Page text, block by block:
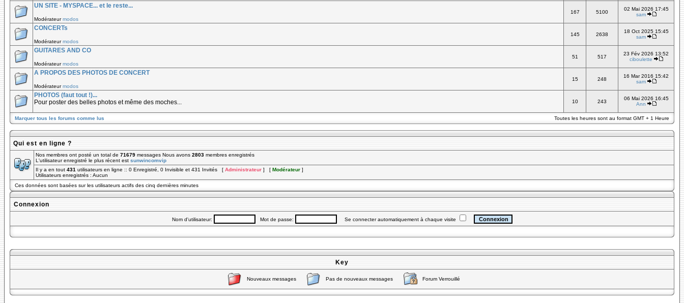
UN SITE - MYSPACE... et le reste...
Modérateurmodos
167 5100
02 Mai 2026 17:45
sam
CONCERTs
Modérateurmodos
145 2638
18 Oct 2025 15:45
sam
GUITARES AND CO
Modérateurmodos
51 517
23 Fév 2026 13:52
ciboulette
A PROPOS DES PHOTOS DE CONCERT
Modérateurmodos
15 248
16 Mar 2016 15:42
sam
PHOTOS (faut tout !)...
Pour poster des belles photos et même des moches...
10 243
06 Mai 2026 16:45
Ann
Marquer tous les forums comme lus Toutes les heures sont au format GMT + 1 Heure
Qui est en ligne ?
Nos membres ont posté un total de 71679 messages Nous avons 2803 membres enregistrés
L'utilisateur enregistré le plus récent est sunwincomvip
Il y a en tout 431 utilisateurs en ligne :: 0 Enregistré, 0 Invisible et 431 Invités [ Administrateur ] [ Modérateur ]
Utilisateurs enregistrés : Aucun
Ces données sont basées sur les utilisateurs actifs des cinq dernières minutes
Connexion
Nom d'utilisateur: Mot de passe: Se connecter automatiquement à chaque visite
Key
Nouveaux messages Pas de nouveaux messages Forum Verrouillé